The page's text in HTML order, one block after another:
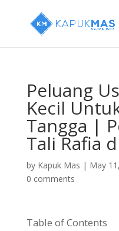
Peluang
Kecil
Tangga |
Tali Rafia
by Kapuk Mas | May
0 comments
Table of Contents